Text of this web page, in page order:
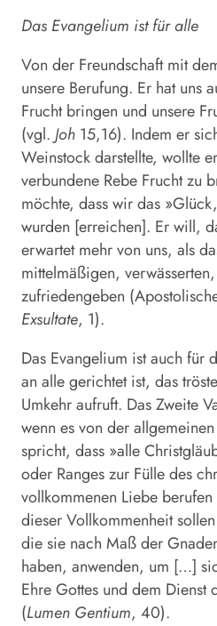
Das Evangelium ist für alle
Von der Freundschaft mit
unsere Berufung. Er hat uns
Frucht bringen und unsere
(vgl. Joh 15,16). Indem er
Weinstock darstellte, wollte
verbundene Rebe Frucht zu
möchte, dass wir das
wurden [erreichen]. Er will,
erwartet mehr von uns, als
mittelmäßigen,
zufriedengeben
Exsultate, 1).
Das Evangelium ist auch für
an alle gerichtet ist, das
Umkehr aufruft. Das Zweite
wenn es von der
spricht, dass »alle
oder Ranges zur Fülle des
vollkommenen Liebe
dieser Vollkommenheit
die sie nach Maß der
haben, anwenden, um […]
Ehre Gottes und dem Dienst
(Lumen Gentium, 40).